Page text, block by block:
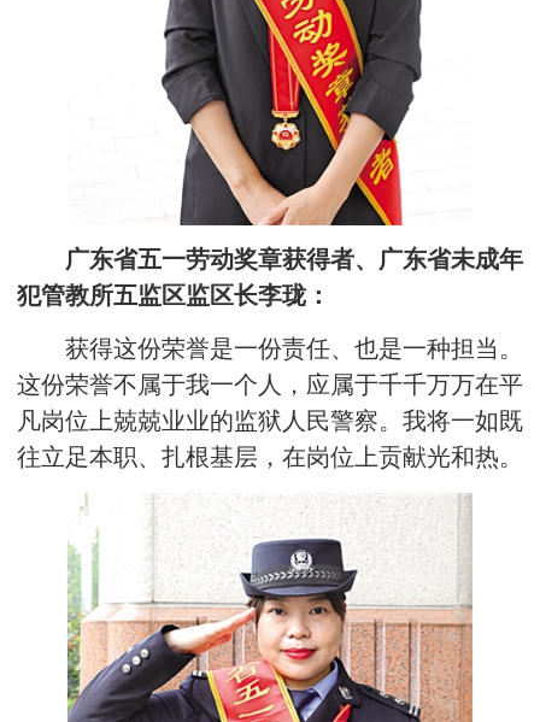
广东省五一劳动奖章获得者、广东省未成年
犯管教所五监区监区长李珑：
获得这份荣誉是一份责任、也是一种担当。
这份荣誉不属于我一个人，应属于千千万万在平
凡岗位上兢兢业业的监狱人民警察。我将一如既
往立足本职、扎根基层，在岗位上贡献光和热。